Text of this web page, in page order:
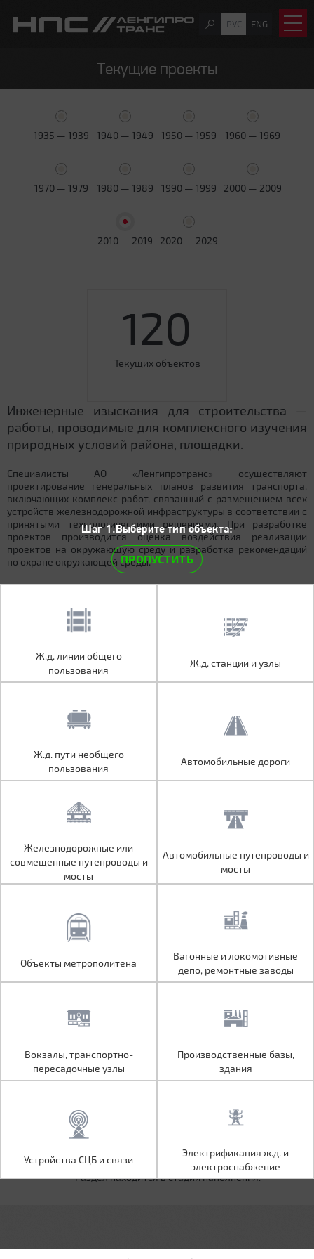
РУС ENG
Текущие проекты
1935 — 1939 1940 — 1949 1950 — 1959 1960 — 1969
1970 — 1979 1980 — 1989 1990 — 1999 2000 — 2009
2010 — 2019 2020 — 2029
120
Текущих объектов
Инженерные изыскания для строительства —
работы, проводимые для комплексного изучения
природных условий района, площадки.
Специалисты АО «Ленгипротранс» осуществляют
проектирование генеральных планов развития транспорта,
включающих комплекс работ, связанный с размещением всех
устройств железнодорожной инфраструктуры в соответствии с
принятыми технологическими решениями. При разработке
проектов производится оценка воздействия реализации
проектов на окружающую среду и разработка рекомендаций
по охране окружающей среды.
Ж.д. линии общего
пользования
Ж.д. пути необщего
пользования
Автомобильные дороги
Железнодорожные или
совмещенные путепроводы и
мосты
Автомобильные путепроводы и
мосты
Вагонные и локомотивные
Вокзалы, транспортно-
пересадочные узлы
Производственные базы,
Электрификация ж.д. и
электроснабжение
Шаг 1.Выберите тип объекта:
ПРОПУСТИТЬ
Ж.д. линии общего
пользования
Ж.д. станции и узлы
Ж.д. пути необщего
пользования
Автомобильные дороги
Железнодорожные или
совмещенные путепроводы и
мосты
Автомобильные путепроводы и
мосты
Объекты метрополитена
Вагонные и локомотивные
депо, ремонтные заводы
Вокзалы, транспортно-
пересадочные узлы
Производственные базы,
здания
Устройства СЦБ и связи
Электрификация ж.д. и
электроснабжение
Раздел находится в стадии наполнения.